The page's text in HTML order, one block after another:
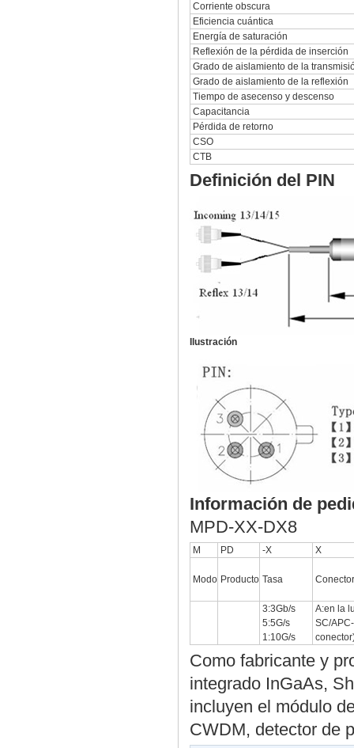
Corriente obscura
Eficiencia cuántica
Energía de saturación
Reflexión de la pérdida de inserción
Grado de aislamiento de la
Grado de aislamiento de la reflexión
Tiempo de asecenso y descenso
Capacitancia
Pérdida de retorno
CSO
CTB
Definición del PIN
Ilustración
Información de
MPD-XX-DX8
M PD -X X
Modo Producto Tasa Conector
3:3Gb/s
5:5G/s
1:10G/s
A:en la
SC/
Como fabricante y
integrado InGaAs,
incluyen el módulo
CWDM, detector de